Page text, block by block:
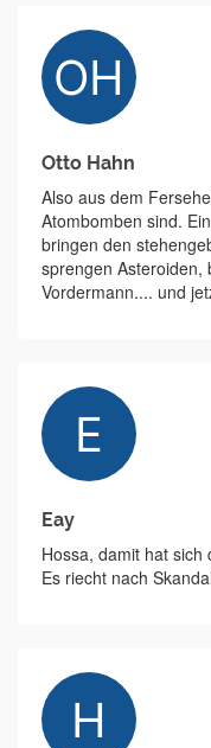
Otto Hahn
Also aus dem
Atombomben sind.
bringen den
sprengen Asteroiden,
Vordermann.... und
Eay
Hossa, damit hat
Es riecht nach